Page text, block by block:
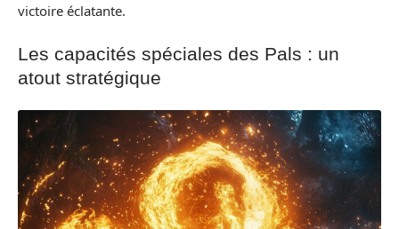
victoire éclatante.
Les capacités spéciales des Pals : un
atout stratégique